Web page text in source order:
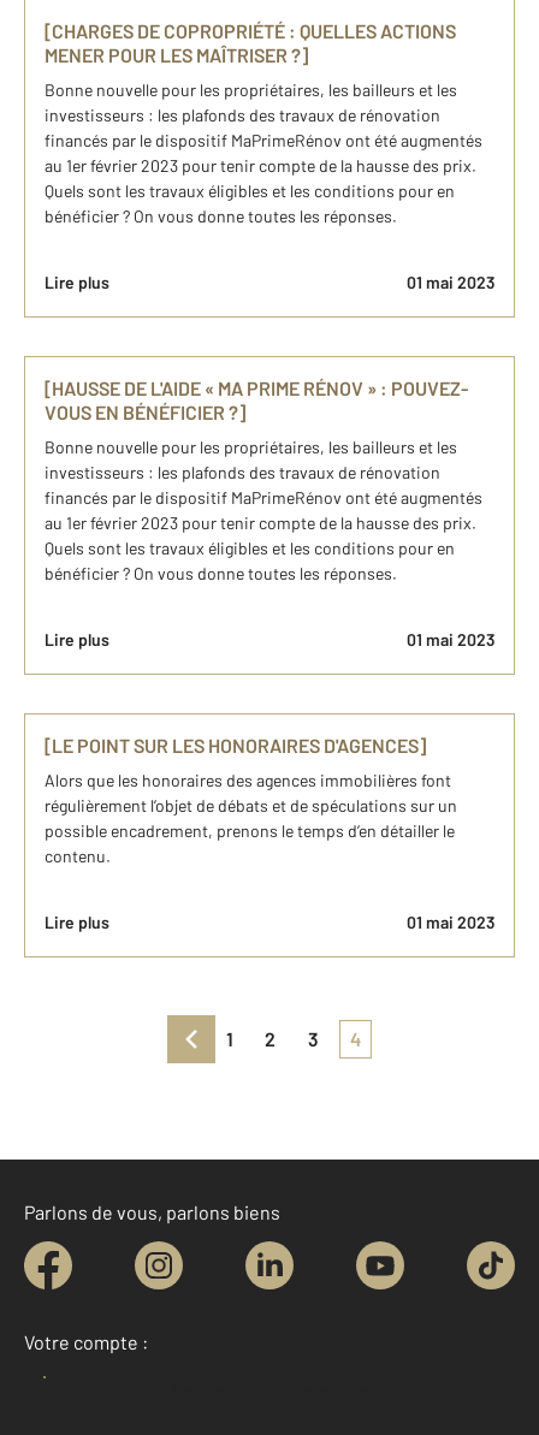
[CHARGES DE COPROPRIÉTÉ : QUELLES ACTIONS
MENER POUR LES MAÎTRISER ?]
Bonne nouvelle pour les propriétaires, les bailleurs et les
investisseurs : les plafonds des travaux de rénovation
financés par le dispositif MaPrimeRénov ont été augmentés
au 1er février 2023 pour tenir compte de la hausse des prix.
Quels sont les travaux éligibles et les conditions pour en
bénéficier ? On vous donne toutes les réponses.
Lire plus 01 mai 2023
[HAUSSE DE L'AIDE « MA PRIME RÉNOV » : POUVEZ-
VOUS EN BÉNÉFICIER ?]
Bonne nouvelle pour les propriétaires, les bailleurs et les
investisseurs : les plafonds des travaux de rénovation
financés par le dispositif MaPrimeRénov ont été augmentés
au 1er février 2023 pour tenir compte de la hausse des prix.
Quels sont les travaux éligibles et les conditions pour en
bénéficier ? On vous donne toutes les réponses.
Lire plus 01 mai 2023
[LE POINT SUR LES HONORAIRES D'AGENCES]
Alors que les honoraires des agences immobilières font
régulièrement l’objet de débats et de spéculations sur un
possible encadrement, prenons le temps d’en détailler le
contenu.
Lire plus 01 mai 2023
1 2 3 4
Parlons de vous, parlons biens
Votre compte :